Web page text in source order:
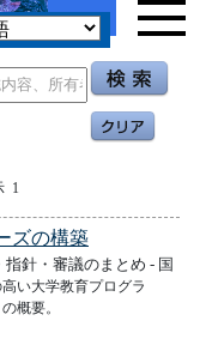
1
ズの構築
指針・審議のまとめ - 国
い大学教育プログラ
概要。